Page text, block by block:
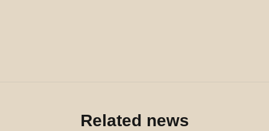
Related news